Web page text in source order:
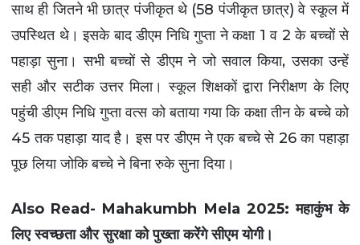
बारे
संपर्क
करें
साथ ही जितने भी छात्र पंजीकृत थे (58 पंजीकृत छात्र) वे स्कूल में
उपस्थित थे। इसके बाद डीएम निधि गुप्ता ने कक्षा 1 व 2 के बच्चों से
पहाड़ा सुना। सभी बच्चों से डीएम ने जो सवाल किया, उसका उन्हें
सही और सटीक उत्तर मिला। स्कूल शिक्षकों द्वारा निरीक्षण के लिए
पहुंची डीएम निधि गुप्ता वत्स को बताया गया कि कक्षा तीन के बच्चे को
45 तक पहाड़ा याद है। इस पर डीएम ने एक बच्चे से 26 का पहाड़ा
पूछ लिया जोकि बच्चे ने बिना रुके सुना दिया।
Also Read- Mahakumbh Mela 2025: महाकुंभ के
लिए स्वच्छता और सुरक्षा को पुख्ता करेंगे सीएम योगी।